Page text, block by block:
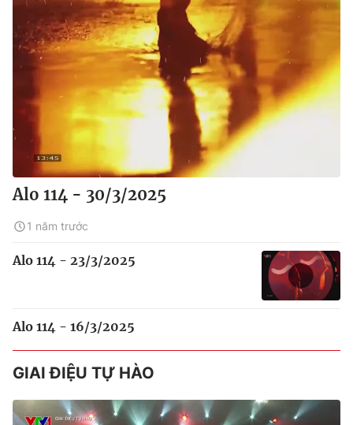
Alo 114 - 30/3/2025
1 năm trước
Alo 114 - 23/3/2025
Alo 114 - 16/3/2025
GIAI ĐIỆU TỰ HÀO